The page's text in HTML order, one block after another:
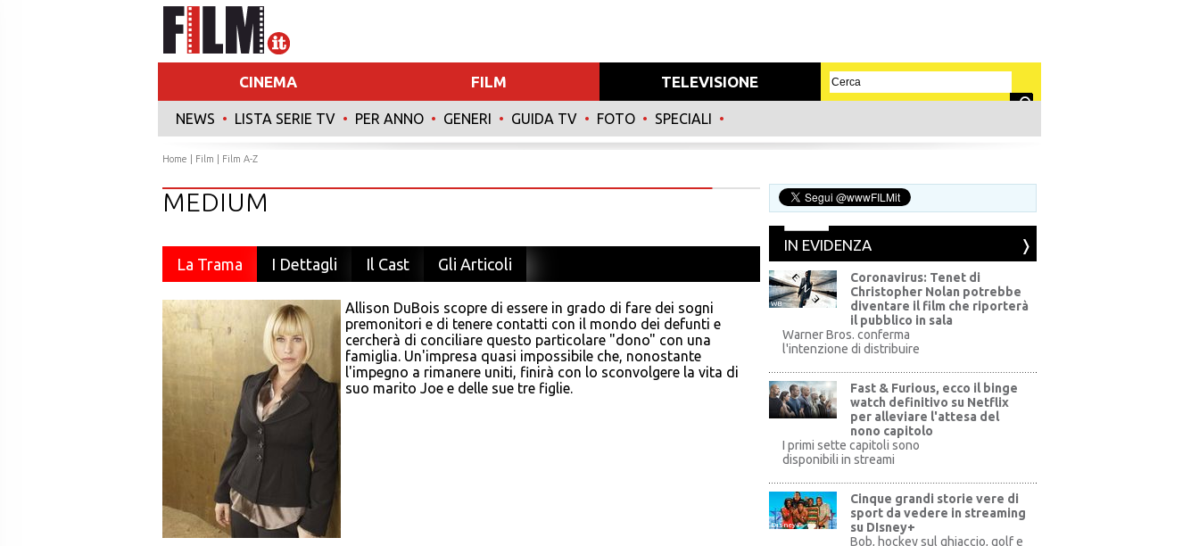
CINEMA FILM TELEVISIONE
NEWS • LISTA SERIE TV • PER ANNO • GENERI • GUIDA TV • FOTO • SPECIALI •
Home Film Film A-Z
MEDIUM
La Trama I Dettagli Il Cast Gli Articoli
Allison DuBois scopre di essere in grado di fare dei sogni
premonitori e di tenere contatti con il mondo dei defunti e
cercherà di conciliare questo particolare "dono" con una
famiglia. Un'impresa quasi impossibile che, nonostante
l'impegno a rimanere uniti, finirà con lo sconvolgere la vita di
suo marito Joe e delle sue tre figlie.
IN EVIDENZA
WB
Coronavirus: Tenet di
Christopher Nolan potrebbe
diventare il film che riporterà
il pubblico in sala
Warner Bros. conferma
l'intenzione di distribuire
Fast & Furious, ecco il binge
watch definitivo su Netflix
per alleviare l'attesa del
nono capitolo
I primi sette capitoli sono
disponibili in streami
Disney+
Cinque grandi storie vere di
sport da vedere in streaming
su DIsney+
Bob, hockey sul ghiaccio, golf e